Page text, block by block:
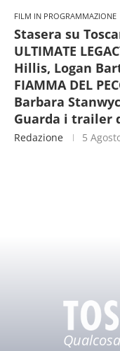
FILM IN PROGRAMMAZIONE
Stasera su
ULTIMATE
Hillis, Logan
FIAMMA DEL
Barbara
Guarda i trailer
Redazione 5